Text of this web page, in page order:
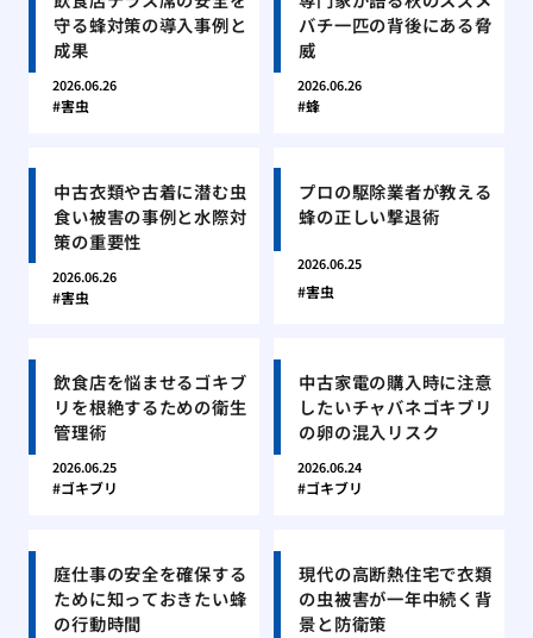
守る蜂対策の導入事例と
成果
2026.06.26
害虫
バチ一匹の背後にある脅
威
2026.06.26
蜂
中古衣類や古着に潜む虫
食い被害の事例と水際対
策の重要性
2026.06.26
害虫
プロの駆除業者が教える
蜂の正しい撃退術
2026.06.25
害虫
飲食店を悩ませるゴキブ
リを根絶するための衛生
管理術
2026.06.25
ゴキブリ
中古家電の購入時に注意
したいチャバネゴキブリ
の卵の混入リスク
2026.06.24
ゴキブリ
庭仕事の安全を確保する
ために知っておきたい蜂
の行動時間
現代の高断熱住宅で衣類
の虫被害が一年中続く背
景と防衛策